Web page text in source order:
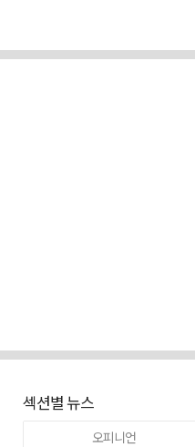
섹션별 뉴스
오피니언